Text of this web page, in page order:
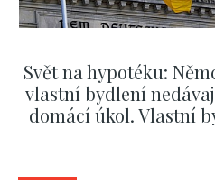
Svět na hypotéku:
vlastní bydlení
domácí úkol. Vlastní